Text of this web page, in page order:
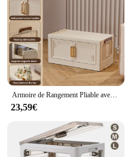
Armoire de Rangement Pliable avec Roues, 1-6 Couches, Boîte de Rangement Multifonctionnelle, Bac d'Organisation Pliable avec Veds
23,59€